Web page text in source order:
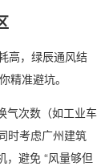
高，绿辰通风结
精准避坑。
气次数（如工业车
时考虑广州建筑
，避免 “风量够但